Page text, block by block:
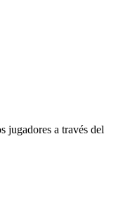
jugadores a través del